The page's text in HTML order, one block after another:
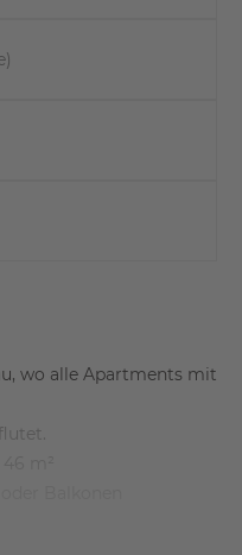
wo alle Apartments mit